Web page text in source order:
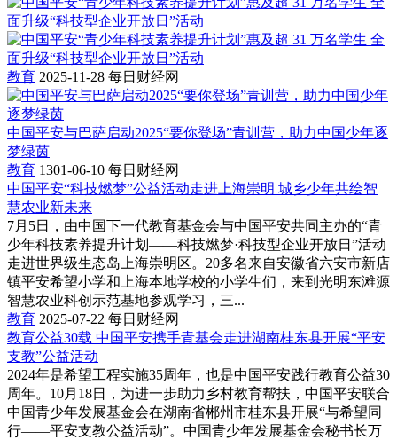
教育 2025-11-28 每日财经网
中国平安与巴萨启动2025“要你登场”青训营，助力中国少年逐
梦绿茵
教育 1301-06-10 每日财经网
中国平安“科技燃梦”公益活动走进上海崇明 城乡少年共绘智
慧农业新未来
7月5日，由中国下一代教育基金会与中国平安共同主办的“青
少年科技素养提升计划——科技燃梦·科技型企业开放日”活动
走进世界级生态岛上海崇明区。20多名来自安徽省六安市新店
镇平安希望小学和上海本地学校的小学生们，来到光明东滩源
智慧农业科创示范基地参观学习，三...
教育 2025-07-22 每日财经网
教育公益30载 中国平安携手青基会走进湖南桂东县开展“平安
支教”公益活动
2024年是希望工程实施35周年，也是中国平安践行教育公益30
周年。10月18日，为进一步助力乡村教育帮扶，中国平安联合
中国青少年发展基金会在湖南省郴州市桂东县开展“与希望同
行——平安支教公益活动”。中国青少年发展基金会秘书长万